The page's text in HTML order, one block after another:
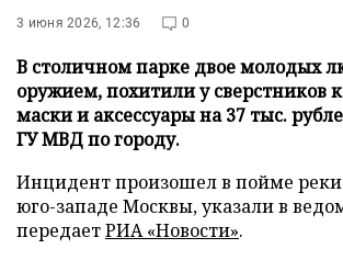
3 июня 2026, 12:36 0
В столичном парке двое молодых
оружием, похитили у сверстников
маски и аксессуары на 37 тыс.
ГУ МВД по городу.
Инцидент произошел в пойме
юго-западе Москвы, указали в
передаетРИА «Новости».